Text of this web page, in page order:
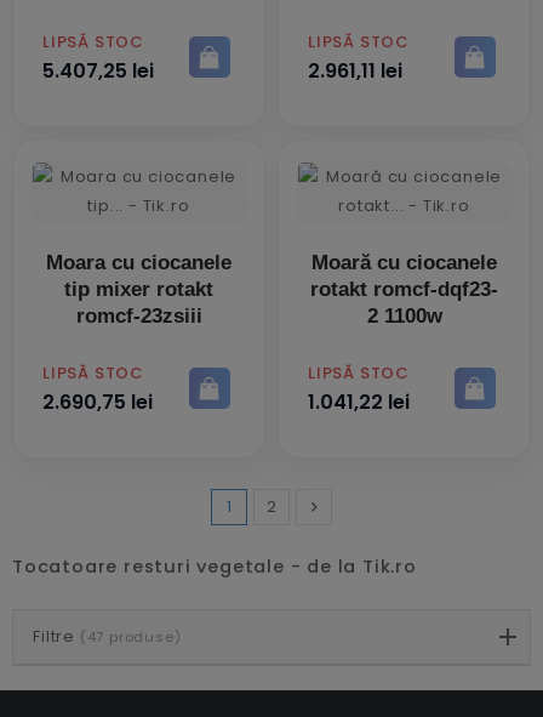
Filtre (47 produse)
PRET
LIPSĂ STOC
5.407,25 lei
PRET
LIPSĂ STOC
2.961,11 lei
Moara cu ciocanele
tip mixer rotakt
romcf-23zsiii
PRET
LIPSĂ STOC
2.690,75 lei
Moară cu ciocanele
rotakt romcf-dqf23-
2 1100w
PRET
LIPSĂ STOC
1.041,22 lei
1 2 Inainte

Tocatoare resturi vegetale - de la Tik.ro